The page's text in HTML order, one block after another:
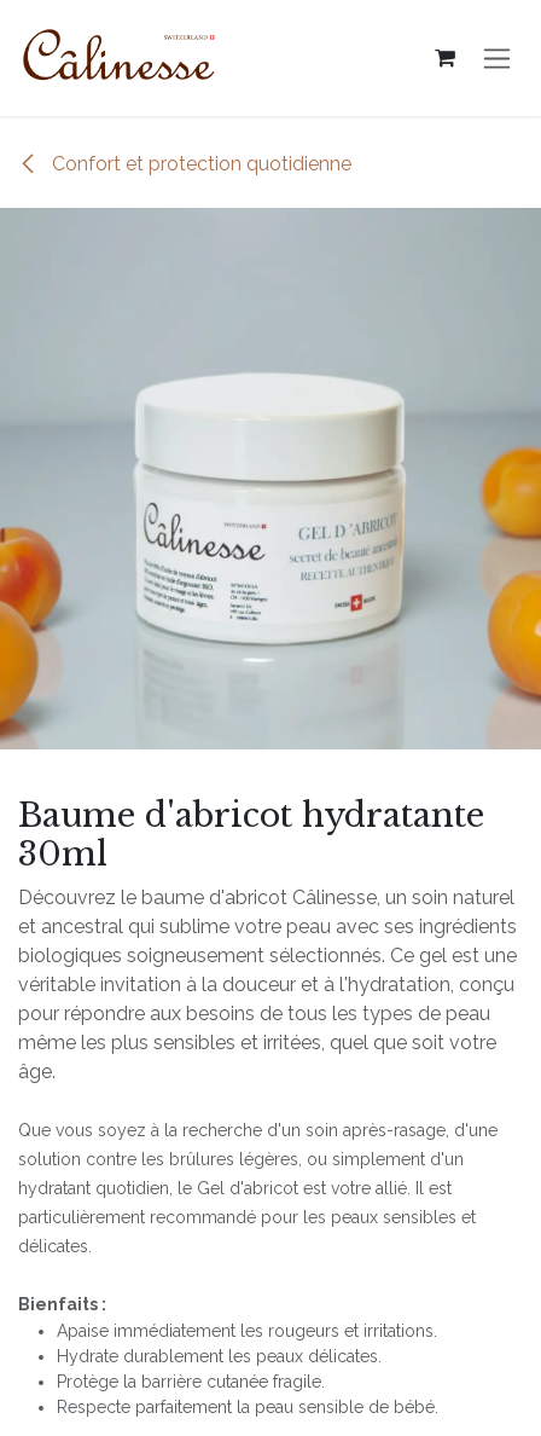
Confort et protection quotidienne
Baume d'abricot hydratante
30ml
Découvrez le baume d'abricot Câlinesse, un soin naturel
et ancestral qui sublime votre peau avec ses ingrédients
biologiques soigneusement sélectionnés. Ce gel est une
véritable invitation à la douceur et à l'hydratation, conçu
pour répondre aux besoins de tous les types de peau
même les plus sensibles et irritées, quel que soit votre
âge.
Que vous soyez à la recherche d'un soin après-rasage, d'une
solution contre les brûlures légères, ou simplement d'un
hydratant quotidien, le Gel d'abricot est votre allié. Il est
particulièrement recommandé pour les peaux sensibles et
délicates.
Bienfaits :
Apaise immédiatement les rougeurs et irritations.
Hydrate durablement les peaux délicates.
Protège la barrière cutanée fragile.
Respecte parfaitement la peau sensible de bébé.